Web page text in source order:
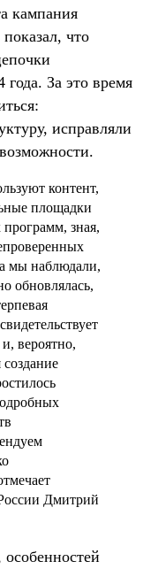
кампания
что
За это время
исправляли
контент,
площадки
зная,
мы наблюдали,
обновлялась,
вероятно,
создание
Дмитрий